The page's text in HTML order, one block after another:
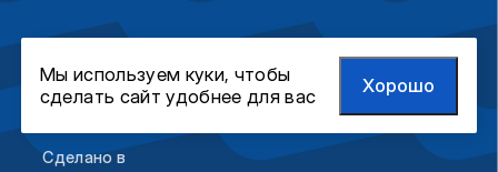
Сделано в
Мы используем куки, чтобы
сделать сайт удобнее для вас
Хорошо